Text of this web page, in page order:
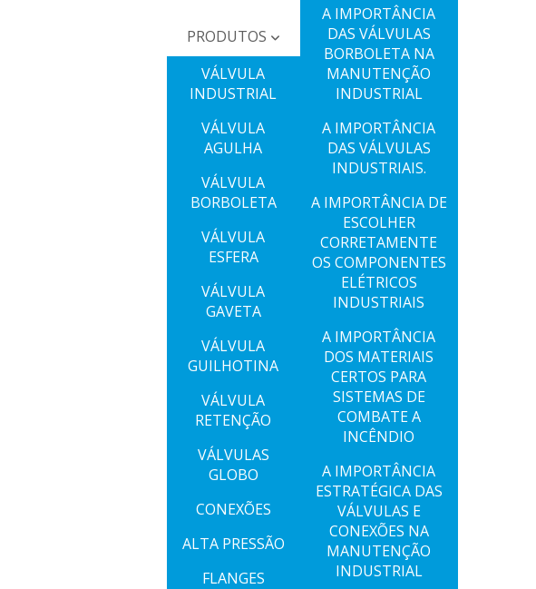
PRODUTOS
VÁLVULA
INDUSTRIAL
VÁLVULA
AGULHA
VÁLVULA
BORBOLETA
VÁLVULA
ESFERA
VÁLVULA
GAVETA
VÁLVULA
GUILHOTINA
VÁLVULA
RETENÇÃO
VÁLVULAS
GLOBO
CONEXÕES
ALTA PRESSÃO
FLANGES
A IMPORTÂNCIA
DAS VÁLVULAS
BORBOLETA NA
MANUTENÇÃO
INDUSTRIAL
A IMPORTÂNCIA
DAS VÁLVULAS
INDUSTRIAIS.
A IMPORTÂNCIA DE
ESCOLHER
CORRETAMENTE
OS COMPONENTES
ELÉTRICOS
INDUSTRIAIS
A IMPORTÂNCIA
DOS MATERIAIS
CERTOS PARA
SISTEMAS DE
COMBATE A
INCÊNDIO
A IMPORTÂNCIA
ESTRATÉGICA DAS
VÁLVULAS E
CONEXÕES NA
MANUTENÇÃO
INDUSTRIAL